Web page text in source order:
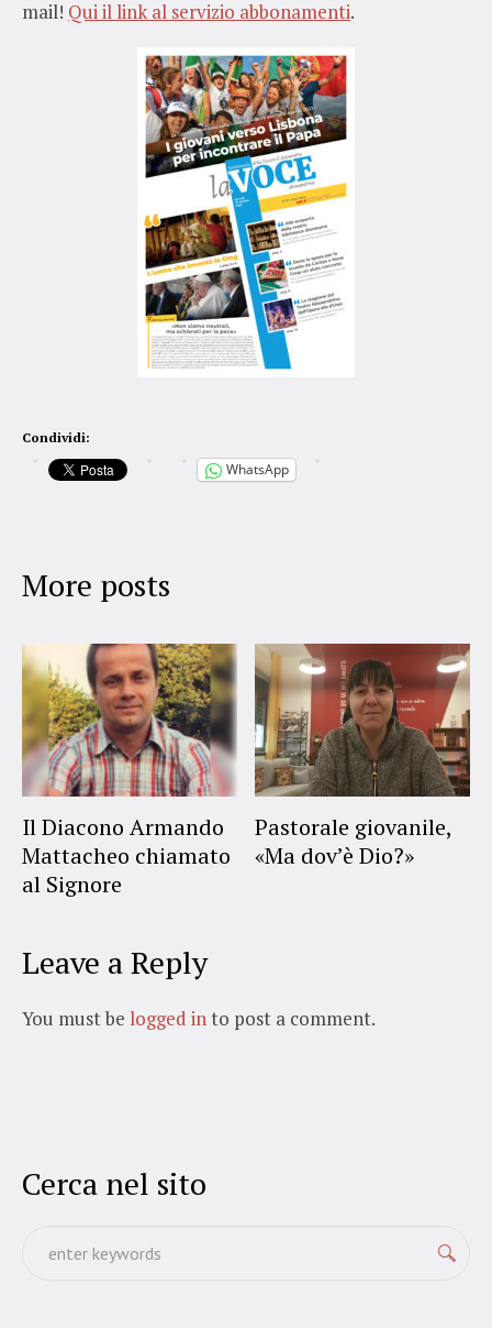
mail! Qui il link al servizio abbonamenti.
Condividi:
WhatsApp
More posts
Il Diacono Armando
Mattacheo chiamato
al Signore
Pastorale giovanile,
«Ma dov’è Dio?»
Leave a Reply
You must be logged in to post a comment.
Cerca nel sito